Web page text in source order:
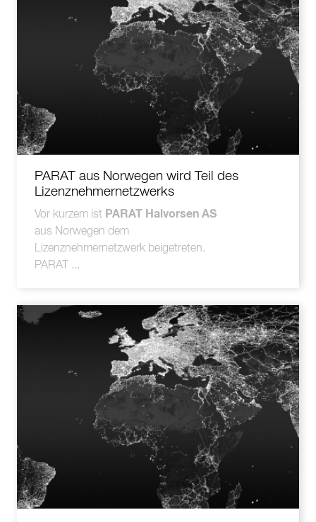
PARAT aus Norwegen wird Teil des
Lizenznehmernetzwerks
Vor kurzem ist PARAT Halvorsen AS
aus Norwegen dem
Lizenznehmernetzwerk beigetreten.
PARAT ...